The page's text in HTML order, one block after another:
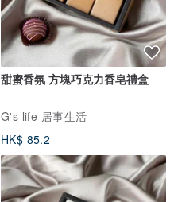
甜蜜香氛 方塊巧克力香皂禮盒
G's life 居事生活
HK$ 85.2